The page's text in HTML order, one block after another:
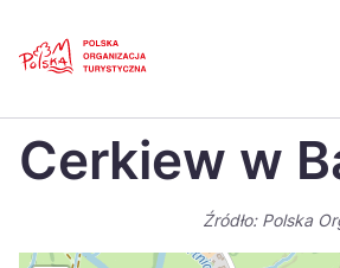
Polski
Cerkiew w
Źródło: Polska